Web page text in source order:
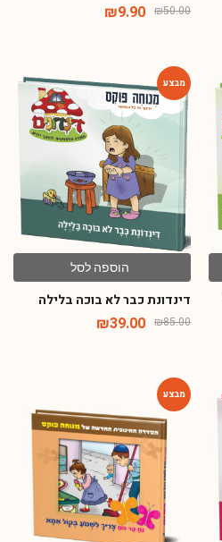
₪50.00
₪9.90
הוספה לסל
דינדונת כבר לא בוכה בלילה
₪85.00
₪39.00